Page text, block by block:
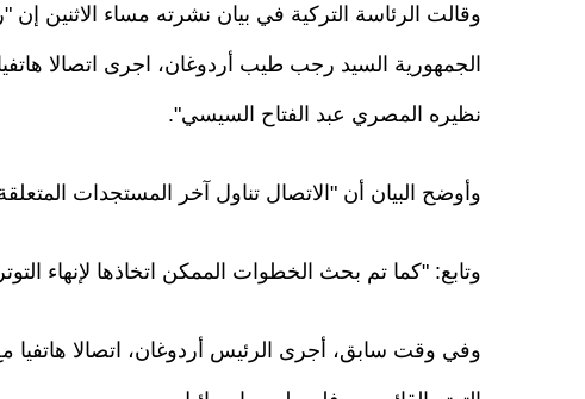
وقالت الرئاسة التركية في بيان نشرته مساء الاثنين إن
الجمهورية السيد رجب طيب أردوغان، اجرى اتصالا
نظيره المصري عبد الفتاح السيسي".
وأوضح البيان أن "الاتصال تناول آخر المستجدات
وتابع: "كما تم بحث الخطوات الممكن اتخاذها لإنهاء
وفي وقت سابق، أجرى الرئيس أردوغان، اتصالا